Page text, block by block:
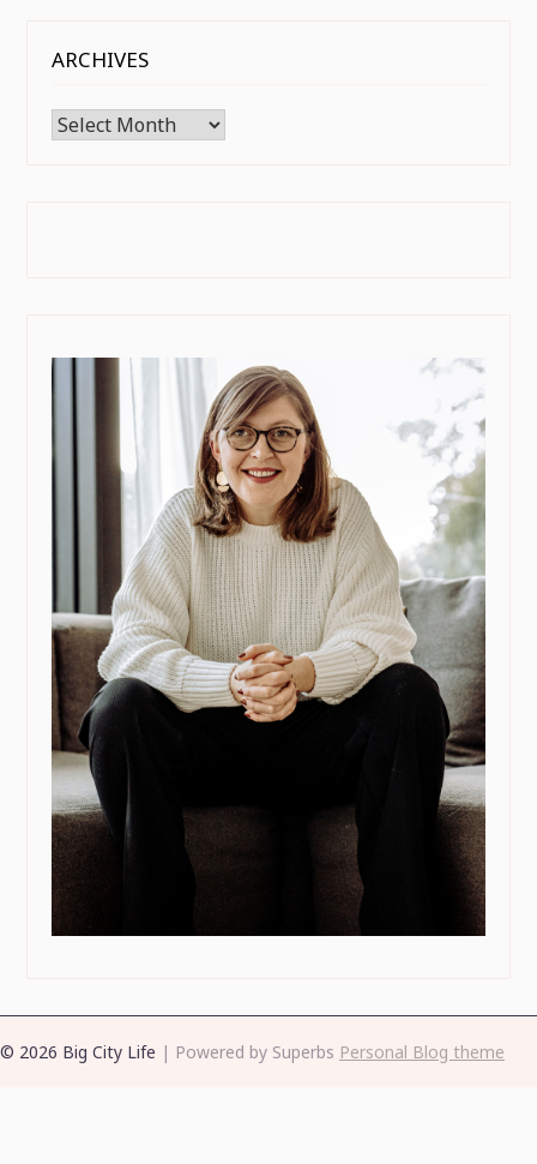
ARCHIVES
Archives
© 2026 Big City Life | Powered by Superbs Personal Blog theme